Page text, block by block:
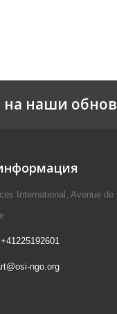
наши
International, Avenue de
+41225192601
ngo.org